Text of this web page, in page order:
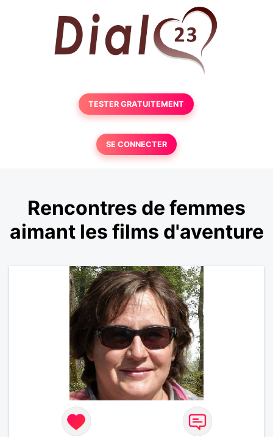
TESTER GRATUITEMENT
SE CONNECTER
Rencontres de femmes
aimant les films d'aventure